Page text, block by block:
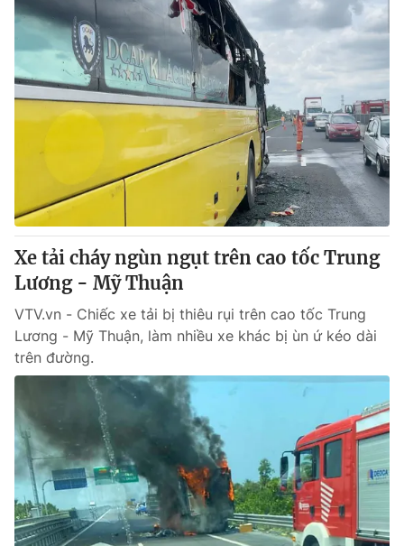
Video Shorts video
VTV Money VTV Thể thao
VTV Sức khoẻ Bất động sản
Thị trường 24h Tấm lòng Việt
VTV4 Vươn mình bằng AI
VTV9 VTV8
Liên hệ tòa soạn English
THỜI BÁO VTV
Theo dõi báo trên
Cơ quan chủ quản: Đài Truyền hình Việt Nam
Xe tải cháy ngùn ngụt trên cao tốc Trung
Lương - Mỹ Thuận
VTV.vn - Chiếc xe tải bị thiêu rụi trên cao tốc Trung
Lương - Mỹ Thuận, làm nhiều xe khác bị ùn ứ kéo dài
trên đường.